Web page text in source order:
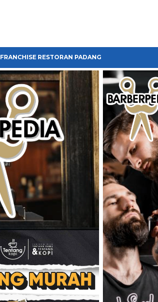
FRANCHISE RESTORAN PADANG